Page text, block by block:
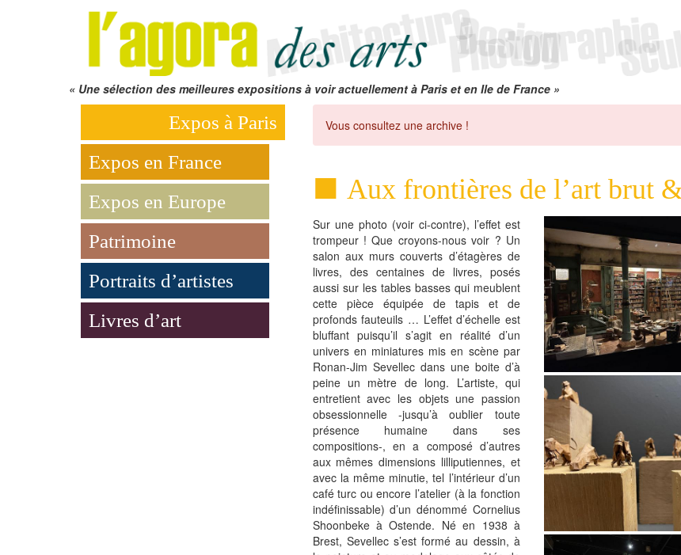
« Une sélection des meilleures expositions à voir actuellement à Paris et en Ile de France »
Expos à Paris
Expos en France
Expos en Europe
Patrimoine
Portraits d’artistes
Livres d’art
Vous consultez une archive !
Aux frontières de l’art brut
Sur une photo (voir ci-contre), l’effet est
trompeur ! Que croyons-nous voir ? Un
salon aux murs couverts d’étagères de
livres, des centaines de livres, posés
aussi sur les tables basses qui meublent
cette pièce équipée de tapis et de
profonds fauteuils … L’effet d’échelle est
bluffant puisqu’il s’agit en réalité d’un
univers en miniatures mis en scène par
Ronan-Jim Sevellec dans une boite d’à
peine un mètre de long. L’artiste, qui
entretient avec les objets une passion
obsessionnelle -jusqu’à oublier toute
présence humaine dans ses
compositions-, en a composé d’autres
aux mêmes dimensions lilliputiennes, et
avec la même minutie, tel l’intérieur d’un
café turc ou encore l’atelier (à la fonction
indéfinissable) d’un dénommé Cornelius
Shoonbeke à Ostende. Né en 1938 à
Brest, Sevellec s’est formé au dessin, à